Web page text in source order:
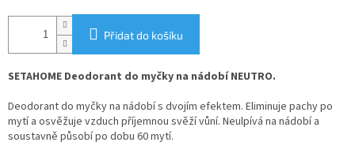
Přidat do košíku
SETAHOME Deodorant do myčky na nádobí NEUTRO.
Deodorant do myčky na nádobí s dvojím efektem. Eliminuje pachy po
mytí a osvěžuje vzduch příjemnou svěží vůní. Neulpívá na nádobí a
soustavně působí po dobu 60 mytí.